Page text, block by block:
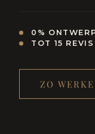
0%
TOT 15
ZO